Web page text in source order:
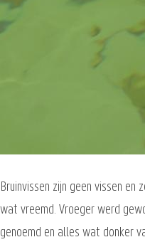
Bruinvissen zijn geen vissen en
wat vreemd. Vroeger werd
genoemd en alles wat donker